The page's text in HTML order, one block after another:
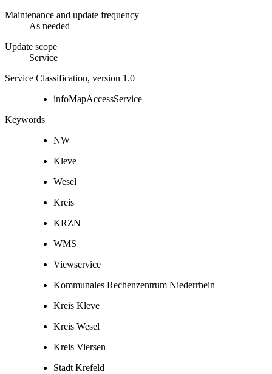
Maintenance and update frequency
As needed
Update scope
Service
Service Classification, version 1.0
infoMapAccessService
Keywords
NW
Kleve
Wesel
Kreis
KRZN
WMS
Viewservice
Kommunales Rechenzentrum Niederrhein
Kreis Kleve
Kreis Wesel
Kreis Viersen
Stadt Krefeld